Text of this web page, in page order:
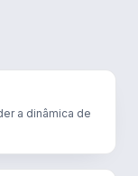
a dinâmica de